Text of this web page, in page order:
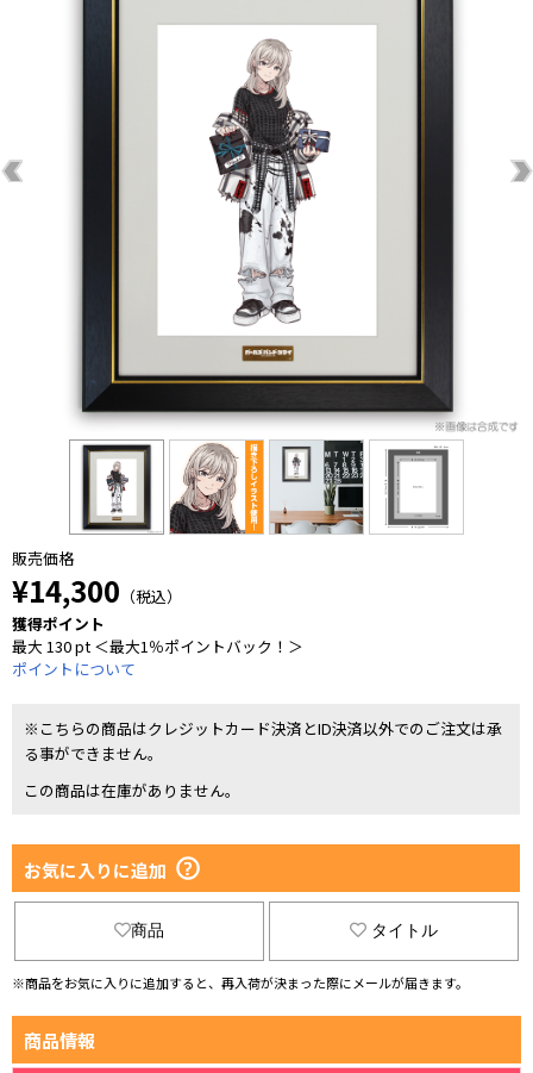
販売価格
¥14,300 （税込）
獲得ポイント
最大 130 pt ＜最大1％ポイントバック！＞
ポイントについて
※こちらの商品はクレジットカード決済とID決済以外でのご注文は承
る事ができません。
この商品は在庫がありません。
お気に入りに追加
商品 タイトル
※商品をお気に入りに追加すると、再入荷が決まった際にメールが届きます。
商品情報